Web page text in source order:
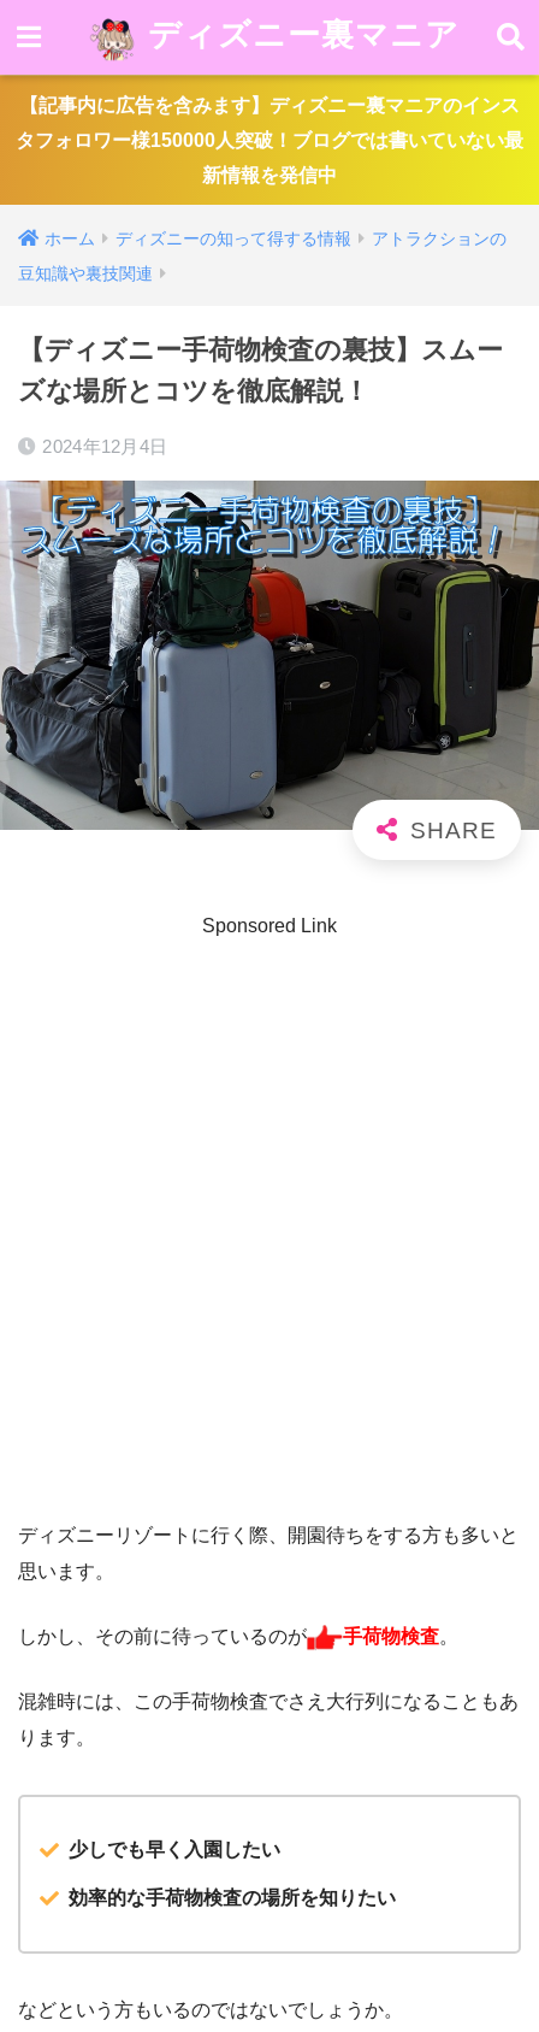
ディズニー裏マニア
【記事内に広告を含みます】ディズニー裏マニアのインス
タフォロワー様150000人突破！ブログでは書いていない最
新情報を発信中
ホーム ディズニーの知って得する情報
アトラクションの
豆知識や裏技関連
【ディズニー手荷物検査の裏技】スムー
ズな場所とコツを徹底解説！
2024年12月4日
Sponsored Link
ディズニーリゾートに行く際、開園待ちをする方も多いと
思います。
しかし、その前に待っているのが 手荷物検査。
混雑時には、この手荷物検査でさえ大行列になることもあ
ります。
少しでも早く入園したい
効率的な手荷物検査の場所を知りたい
などという方もいるのではないでしょうか。